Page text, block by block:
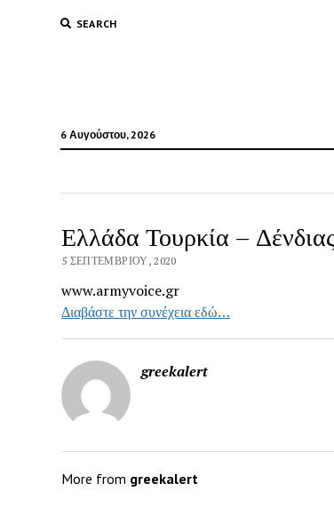
SEARCH
6 Αυγούστου, 2026
Ελλάδα Τουρκία –
5 ΣΕΠΤΕΜΒΡΊΟΥ, 2020
www.armyvoice.gr
Διαβάστε την συνέχεια εδώ…
greekalert
More from greekalert